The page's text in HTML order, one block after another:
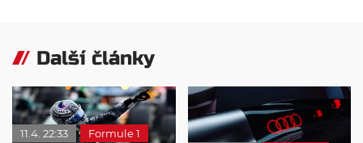
Další články
11.4. 22:33
Formule 1